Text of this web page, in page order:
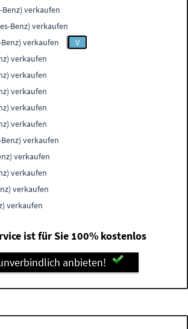
Benz) verkaufen
Benz) verkaufen
verkaufen
V
verkaufen
verkaufen
verkaufen
verkaufen
verkaufen
verkaufen
verkaufen
verkaufen
verkaufen
verkaufen
ist für Sie 100% kostenlos
anbieten!